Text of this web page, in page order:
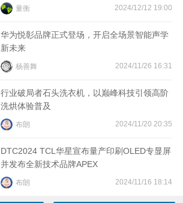
量衡 2024/12/12 19:00
华为悦彰品牌正式登场，开启全场景智能声学
新未来
杨善舞 2024/11/26 16:31
行业破局者石头洗衣机，以巅峰科技引领高阶
洗烘体验普及
布朗 2024/11/20 20:35
DTC2024 TCL华星宣布量产印刷OLED专显屏
并发布全新技术品牌APEX
布朗 2024/11/16 18:14